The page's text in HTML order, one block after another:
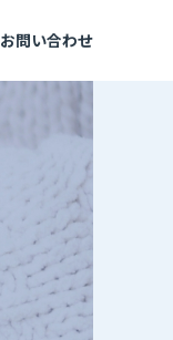
お問い合わせ